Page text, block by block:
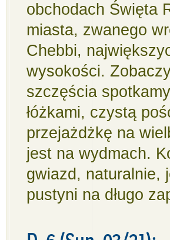
obchodach Święta
miasta, zwanego
Chebbi,
wysokości.
szczęścia
łóżkami, czystą
przejażdżkę na
jest na wydmach.
gwiazd, naturalnie,
pustyni na długo